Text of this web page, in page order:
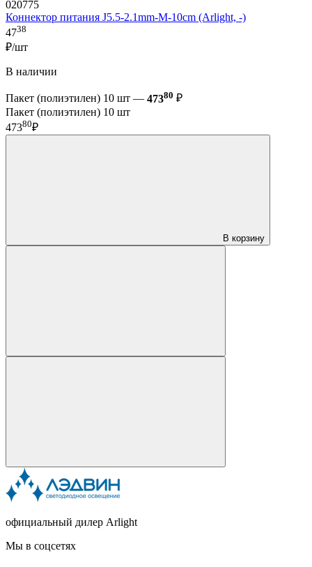
020775
Коннектор питания J5.5-2.1mm-M-10cm (Arlight, -)
4738
₽/шт
В наличии
Пакет (полиэтилен) 10 шт — 47380 ₽
Пакет (полиэтилен) 10 шт
47380₽
В корзину
официальный дилер Arlight
Мы в соцсетях